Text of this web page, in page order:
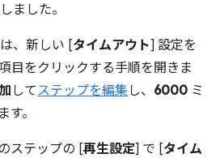
ました。
、新しい [タイムアウト] 設定を
目をクリックする手順を開きま
してステップを編集 し、 6000 ミ
。
ステップの [再生設定] で [タイム